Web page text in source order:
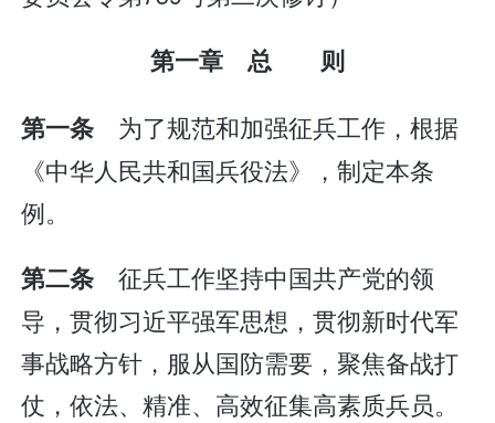
第一章 总 则
第一条 为了规范和加强征兵工作，根据
《中华人民共和国兵役法》，制定本条
例。
第二条 征兵工作坚持中国共产党的领
导，贯彻习近平强军思想，贯彻新时代军
事战略方针，服从国防需要，聚焦备战打
仗，依法、精准、高效征集高素质兵员。